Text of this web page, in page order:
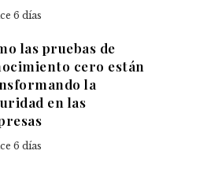
6 días
las pruebas de
cero están
la
en las
6 días